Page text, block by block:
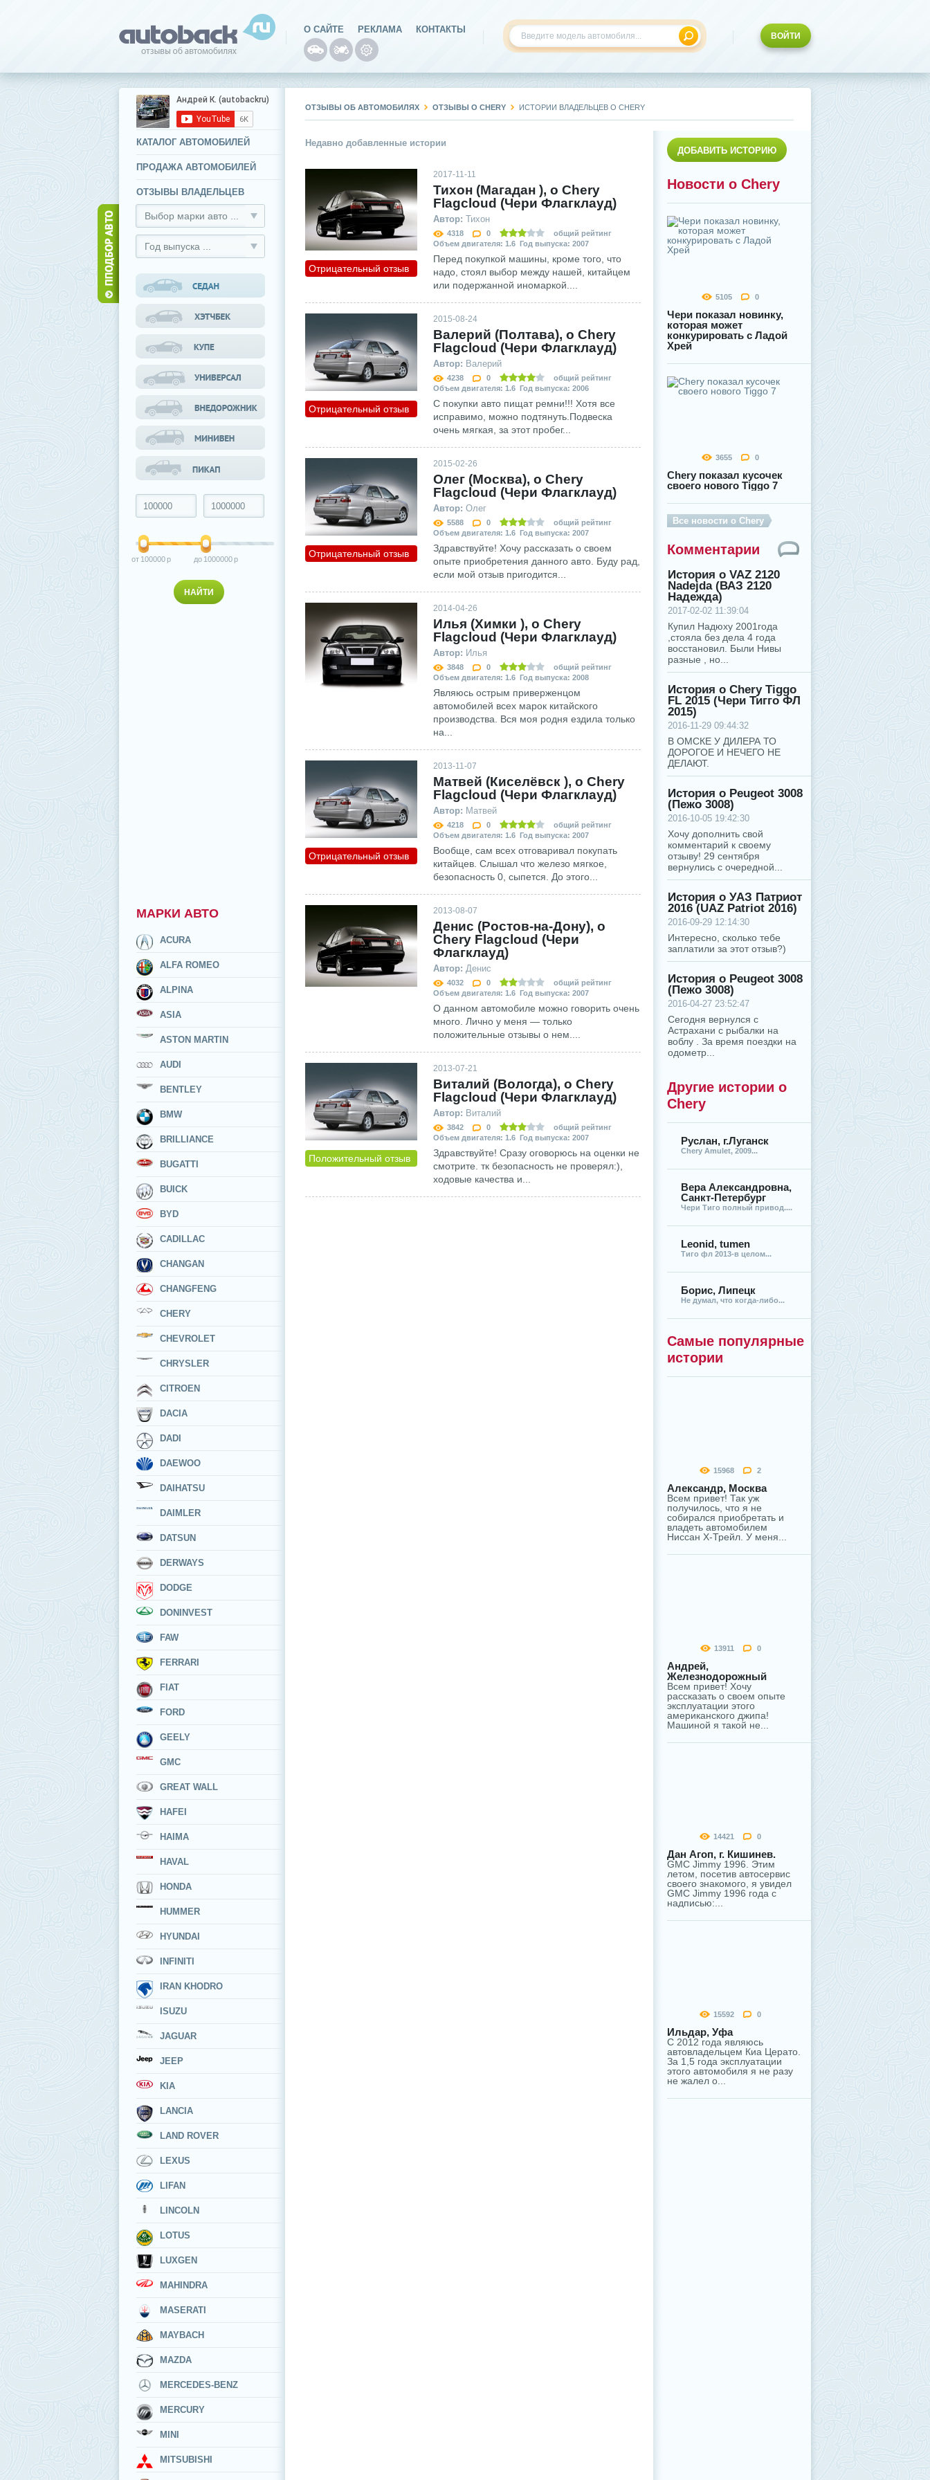
О САЙТЕ РЕКЛАМА КОНТАКТЫ
ВОЙТИ
КАТАЛОГ АВТОМОБИЛЕЙ
ПРОДАЖА АВТОМОБИЛЕЙ
ОТЗЫВЫ ВЛАДЕЛЬЦЕВ
Выбор марки авто ...
Год выпуска ...
100000 1000000
МАРКИ АВТО
ACURA
ALFA ROMEO
ALPINA
ASIA
ASTON MARTIN
AUDI
BENTLEY
BMW
BRILLIANCE
BUGATTI
BUICK
BYD
CADILLAC
CHANGAN
CHANGFENG
CHERY
CHEVROLET
CHRYSLER
CITROEN
DACIA
DADI
DAEWOO
DAIHATSU
DAIMLER
DATSUN
DERWAYS
DODGE
DONINVEST
FAW
FERRARI
FIAT
FORD
GEELY
GMC
GREAT WALL
HAFEI
HAIMA
HAVAL
HONDA
HUMMER
HYUNDAI
INFINITI
IRAN KHODRO
ISUZU
JAGUAR
JEEP
KIA
LANCIA
LAND ROVER
LEXUS
LIFAN
LINCOLN
LOTUS
LUXGEN
MAHINDRA
MASERATI
MAYBACH
MAZDA
MERCEDES-BENZ
MERCURY
MINI
MITSUBISHI
ОТЗЫВЫ ОБ АВТОМОБИЛЯХ ОТЗЫВЫ О CHERY ИСТОРИИ ВЛАДЕЛЬЦЕВ О CHERY
Недавно добавленные истории
Отрицательный отзыв
2017-11-11
Тихон (Магадан ), о Chery
Flagcloud (Чери Флагклауд)
Автор: Тихон
4318 0
общий рейтинг
Объем двигателя: 1.6 Год выпуска: 2007
Перед покупкой машины, кроме того, что
надо, стоял выбор между нашей, китайцем
или подержанной иномаркой....
Отрицательный отзыв
2015-08-24
Валерий (Полтава), о Chery
Flagcloud (Чери Флагклауд)
Автор: Валерий
4238 0
общий рейтинг
Объем двигателя: 1.6 Год выпуска: 2006
С покупки авто пищат ремни!!! Хотя все
исправимо, можно подтянуть.Подвеска
очень мягкая, за этот пробег...
Отрицательный отзыв
2015-02-26
Олег (Москва), о Chery
Flagcloud (Чери Флагклауд)
Автор: Олег
5588 0
общий рейтинг
Объем двигателя: 1.6 Год выпуска: 2007
Здравствуйте! Хочу рассказать о своем
опыте приобретения данного авто. Буду рад,
если мой отзыв пригодится...
2014-04-26
Илья (Химки ), о Chery
Flagcloud (Чери Флагклауд)
Автор: Илья
3848 0
общий рейтинг
Объем двигателя: 1.6 Год выпуска: 2008
Являюсь острым приверженцом
автомобилей всех марок китайского
производства. Вся моя родня ездила только
на...
Отрицательный отзыв
2013-11-07
Матвей (Киселёвск ), о Chery
Flagcloud (Чери Флагклауд)
Автор: Матвей
4218 0
общий рейтинг
Объем двигателя: 1.6 Год выпуска: 2007
Вообще, сам всех отговаривал покупать
китайцев. Слышал что железо мягкое,
безопасность 0, сыпется. До этого...
2013-08-07
Денис (Ростов-на-Дону), о
Chery Flagcloud (Чери
Флагклауд)
Автор: Денис
4032 0
общий рейтинг
Объем двигателя: 1.6 Год выпуска: 2007
О данном автомобиле можно говорить очень
много. Лично у меня — только
положительные отзывы о нем....
Положительный отзыв
2013-07-21
Виталий (Вологда), о Chery
Flagcloud (Чери Флагклауд)
Автор: Виталий
3842 0
общий рейтинг
Объем двигателя: 1.6 Год выпуска: 2007
Здравствуйте! Сразу оговорюсь на оценки не
смотрите. тк безопасность не проверял:),
ходовые качества и...
ДОБАВИТЬ ИСТОРИЮ
Новости о Chery
5105 0
Чери показал новинку,
которая может
конкурировать с Ладой
Хрей
3655 0
Chery показал кусочек
своего нового Tiggo 7
Все новости о Chery
Комментарии
История о VAZ 2120
Nadejda (ВАЗ 2120
Надежда)
2017-02-02 11:39:04
Купил Надюху 2001года
,стояла без дела 4 года
восстановил. Были Нивы
разные , но...
История о Chery Tiggo
FL 2015 (Чери Тигго ФЛ
2015)
2016-11-29 09:44:32
В ОМСКЕ У ДИЛЕРА ТО
ДОРОГОЕ И НЕЧЕГО НЕ
ДЕЛАЮТ.
История о Peugeot 3008
(Пежо 3008)
2016-10-05 19:42:30
Хочу дополнить свой
комментарий к своему
отзыву! 29 сентября
вернулись с очередной...
История о УАЗ Патриот
2016 (UAZ Patriot 2016)
2016-09-29 12:14:30
Интересно, сколько тебе
заплатили за этот отзыв?)
История о Peugeot 3008
(Пежо 3008)
2016-04-27 23:52:47
Сегодня вернулся с
Астрахани с рыбалки на
воблу . За время поездки на
одометр...
Другие истории о
Chery
Руслан, г.Луганск
Chery Amulet, 2009...
Вера Александровна,
Санкт-Петербург
Чери Тиго полный привод....
Leonid, tumen
Тиго фл 2013-в целом...
Борис, Липецк
Не думал, что когда-либо...
Самые популярные
истории
15968 2
Александр, Москва
Всем привет! Так уж
получилось, что я не
собирался приобретать и
владеть автомобилем
Ниссан Х-Трейл. У меня...
13911 0
Андрей,
Железнодорожный
Всем привет! Хочу
рассказать о своем опыте
эксплуатации этого
американского джипа!
Машиной я такой не...
14421 0
Дан Агоп, г. Кишинев.
GMC Jimmy 1996. Этим
летом, посетив автосервис
своего знакомого, я увидел
GMC Jimmy 1996 года с
надписью:...
15592 0
Ильдар, Уфа
С 2012 года являюсь
автовладельцем Киа Церато.
За 1,5 года эксплуатации
этого автомобиля я не разу
не жалел о...